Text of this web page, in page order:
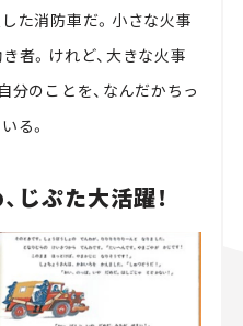
た消防車だ。小さな火事
者。けれど、大きな火事
分のことを、なんだかちっ
る。
じぷた大活躍！